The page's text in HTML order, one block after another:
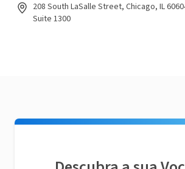
208 South LaSalle Street, Chicago, IL
Suite 1300